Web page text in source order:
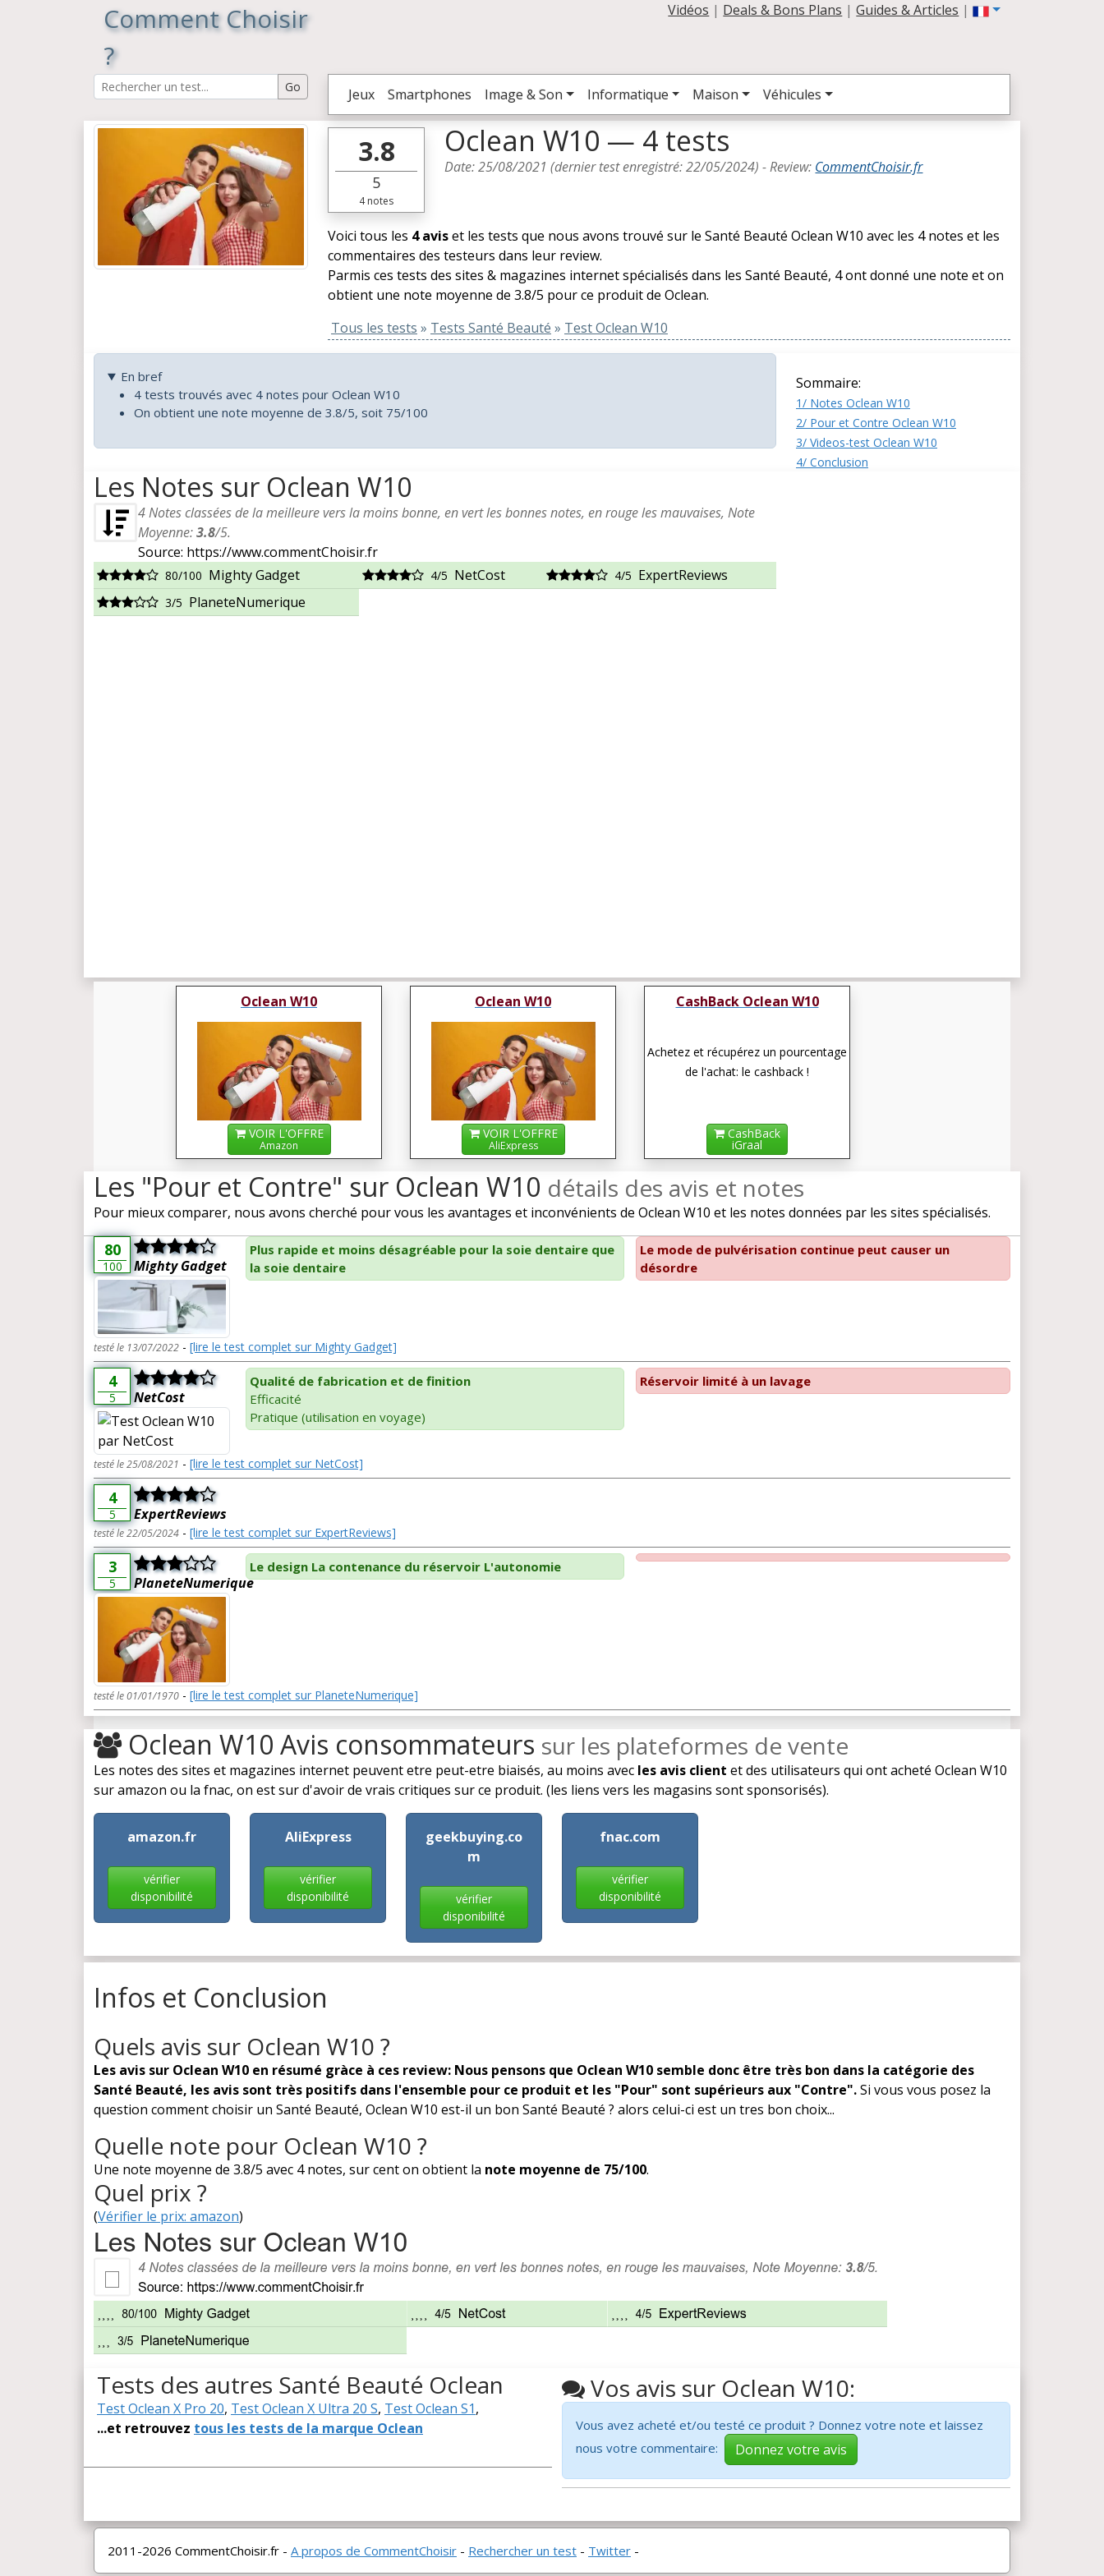
Comment Choisir
?
Vidéos | Deals & Bons Plans |Guides & Articles |
Jeux Smartphones Image & Son Informatique Maison Véhicules
3.8
5
4notes
Oclean W10 — 4 tests
Date:25/08/2021 (dernier test enregistré:22/05/2024) -Review: CommentChoisir.fr
Voici tous les 4 aviset les tests que nous avons trouvé sur le Santé Beauté Oclean W10 avec les 4 notes et les
commentaires des testeurs dans leur review.
Parmis ces tests des sites & magazines internet spécialisés dans les Santé Beauté, 4 ont donné une note et on
obtient une note moyenne de 3.8/5 pour ce produit de Oclean.
Tous les tests » Tests Santé Beauté » Test Oclean W10
En bref
4 tests trouvés avec 4 notes pour Oclean W10
On obtient une note moyenne de 3.8/5, soit 75/100
Sommaire:
1/ Notes Oclean W10
2/ Pour et Contre Oclean W10
3/ Videos-test Oclean W10
4/ Conclusion
Les Notes sur Oclean W10
4Notes classées de la meilleure vers la moins bonne, en vert les bonnes notes, en rouge les mauvaises, Note
Moyenne:3.8/5.
Source: https://www.commentChoisir.fr
80/100 Mighty Gadget 4/5 NetCost 4/5 ExpertReviews
3/5 PlaneteNumerique
Oclean W10
VOIR L'OFFRE
Amazon
Oclean W10
VOIR L'OFFRE
AliExpress
CashBack Oclean W10
Achetez et récupérez un pourcentage
de l'achat: le cashback !
CashBack
iGraal
Les "Pour et Contre" sur Oclean W10 détails des avis et notes
Pour mieux comparer, nous avons cherché pour vous les avantages et inconvénients de Oclean W10 et les notes données par les sites spécialisés.
80
100 Mighty Gadget
Plus rapide et moins désagréable pour la soie dentaire que
la soie dentaire
Le mode de pulvérisation continue peut causer un
désordre
testé le 13/07/2022 - [lire le test complet sur Mighty Gadget]
4
5 NetCost
Qualité de fabrication et de finition
Efficacité
Pratique (utilisation en voyage)
Réservoir limité à un lavage
testé le 25/08/2021 - [lire le test complet sur NetCost]
4
5 ExpertReviews
testé le 22/05/2024 - [lire le test complet sur ExpertReviews]
3
5 PlaneteNumerique
Le design La contenance du réservoir L'autonomie
testé le 01/01/1970 - [lire le test complet sur PlaneteNumerique]
Oclean W10 Avis consommateurs sur les plateformes de vente
Les notes des sites et magazines internet peuvent etre peut-etre biaisés, au moins avec les avis client et des utilisateurs qui ont acheté Oclean W10
sur amazon ou la fnac, on est sur d'avoir de vrais critiques sur ce produit. (les liens vers les magasins sont sponsorisés).
amazon.fr
vérifier
disponibilité
AliExpress
vérifier
disponibilité
geekbuying.co
m
vérifier
disponibilité
fnac.com
vérifier
disponibilité
Infos et Conclusion
Quels avis sur Oclean W10 ?
Les avis sur Oclean W10 en résumé gràce à ces review: Nous pensons que Oclean W10 semble donc être très bon dans la catégorie des
Santé Beauté, les avis sont très positifs dans l'ensemble pour ce produit et les "Pour" sont supérieurs aux "Contre".Si vous vous posez la
question comment choisir un Santé Beauté, Oclean W10 est-il un bon Santé Beauté ? alors celui-ci est un tres bon choix...
Quelle note pour Oclean W10 ?
Une note moyenne de 3.8/5 avec 4 notes, sur cent on obtient la note moyenne de 75/100.
Quel prix ?
(Vérifier le prix: amazon)
Tests des autres Santé Beauté Oclean
Test Oclean X Pro 20, Test Oclean X Ultra 20 S, Test Oclean S1,
...et retrouvez tous les tests de la marque Oclean
Vos avis sur Oclean W10:
Vous avez acheté et/ou testé ce produit ? Donnez votre note et laissez
nous votre commentaire:
Donnez votre avis
2011-2026 CommentChoisir.fr - A propos de CommentChoisir - Rechercher un test - Twitter -